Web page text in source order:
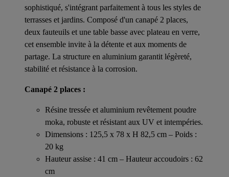
sophistiqué, s'intégrant parfaitement à tous les styles de
terrasses et jardins. Composé d'un canapé 2 places,
deux fauteuils et une table basse avec plateau en verre,
cet ensemble invite à la détente et aux moments de
partage. La structure en aluminium garantit légèreté,
stabilité et résistance à la corrosion.
Canapé 2 places :
Résine tressée et aluminium revêtement poudre
moka, robuste et résistant aux UV et intempéries.
Dimensions : 125,5 x 78 x H 82,5 cm – Poids :
20 kg
Hauteur assise : 41 cm – Hauteur accoudoirs : 62
cm